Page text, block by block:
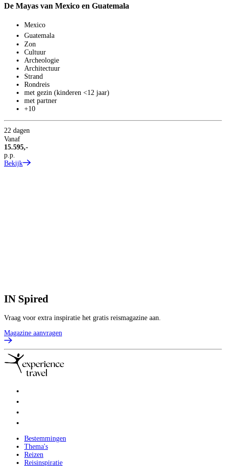
De Mayas van Mexico en Guatemala
Mexico
Guatemala
Zon
Cultuur
Archeologie
Architectuur
Strand
Rondreis
met gezin (kinderen <12 jaar)
met partner
+10
22 dagen
Vanaf
15.595,-
p.p.
Bekijk
IN Spired
Vraag voor extra inspiratie het gratis reismagazine aan.
Magazine aanvragen
Bestemmingen
Thema's
Reizen
Reisinspiratie